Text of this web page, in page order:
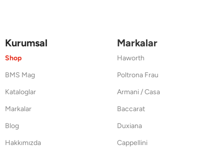
Kurumsal
Shop
BMS Mag
Kataloglar
Markalar
Blog
Hakkımızda
Markalar
Haworth
Poltrona Frau
Armani / Casa
Baccarat
Duxiana
Cappellini